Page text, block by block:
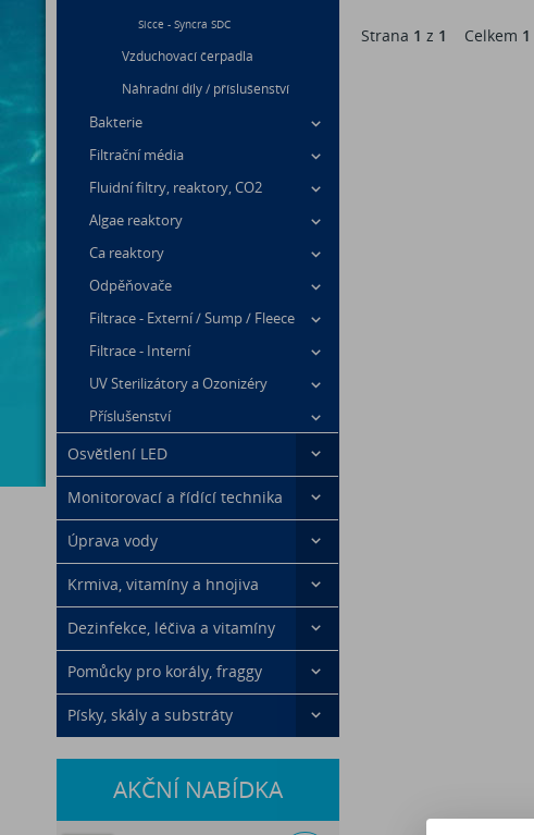
Sicce - Syncra SDC
Vzduchovací čerpadla
Náhradní díly / příslušenství
Bakterie
Filtrační média
Fluidní filtry, reaktory, CO2
Algae reaktory
Ca reaktory
Odpěňovače
Filtrace - Externí / Sump / Fleece
Filtrace - Interní
UV Sterilizátory a Ozonizéry
Příslušenství
Osvětlení LED
Monitorovací a řídící technika
Úprava vody
Krmiva, vitamíny a hnojiva
Dezinfekce, léčiva a vitamíny
Pomůcky pro korály, fraggy
Písky, skály a substráty
AKČNÍ NABÍDKA
Strana 1 z 1 Celkem 1